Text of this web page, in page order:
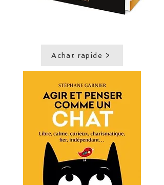
Achat rapide >